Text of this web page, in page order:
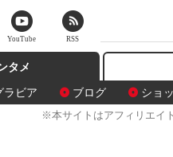
タメ
ラビア
ブログ ショ
※本サイトはアフィリエイ
YouTube RSS